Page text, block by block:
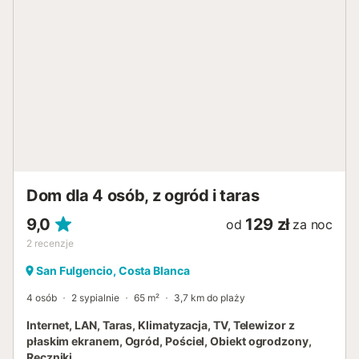
Dom dla 4 osób, z ogród i taras
9,0
2 recenzje
od 129 zł za noc
San Fulgencio, Costa Blanca
4 osób 2 sypialnie 65 m² 3,7 km do plaży
Internet, LAN, Taras, Klimatyzacja, TV, Telewizor z
płaskim ekranem, Ogród, Pościel, Obiekt ogrodzony,